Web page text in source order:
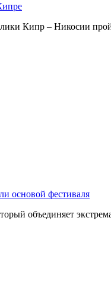
Кипр – Никосии
основой фестиваля
объединяет